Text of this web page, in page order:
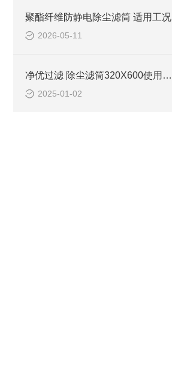
聚酯纤维防静电除尘滤筒 适用工况
2026-05-11
净优过滤 除尘滤筒320X600使用说明
2025-01-02